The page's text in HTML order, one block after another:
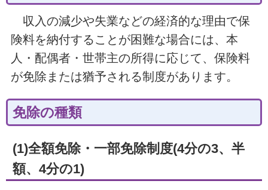
収入の減少や失業などの経済的な理由で保
険料を納付することが困難な場合には、本
人・配偶者・世帯主の所得に応じて、保険料
が免除または猶予される制度があります。
免除の種類
(1)全額免除・一部免除制度(4分の3、半
額、4分の1)